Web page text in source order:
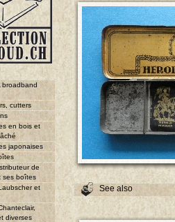
broadband
cutters
en bois et
japonaises
de
ses boîtes
et
diverses
See also